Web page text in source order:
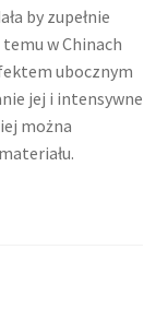
by zupełnie
w Chinach
ubocznym
jej i intensywne
można